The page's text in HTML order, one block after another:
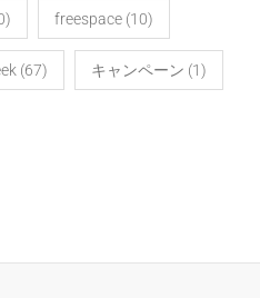
freespace(10)
(67) キャンペーン (1)